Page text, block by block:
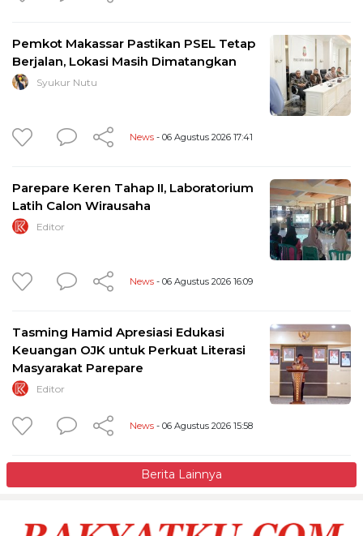
Pemkot Makassar Pastikan PSEL Tetap
Berjalan, Lokasi Masih Dimatangkan
Syukur Nutu
News - 06 Agustus 2026 17:41
Parepare Keren Tahap II, Laboratorium
Latih Calon Wirausaha
Editor
News - 06 Agustus 2026 16:09
Tasming Hamid Apresiasi Edukasi
Keuangan OJK untuk Perkuat Literasi
Masyarakat Parepare
Editor
News - 06 Agustus 2026 15:58
Berita Lainnya